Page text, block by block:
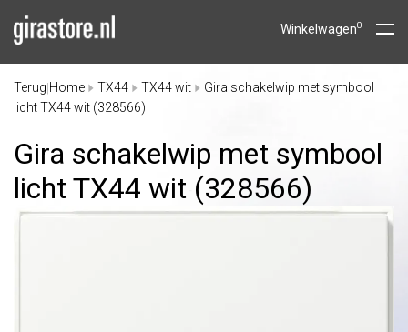
Winkelwagen0
Terug Home TX44 TX44 wit
Gira schakelwip met symbool
licht TX44 wit (328566)
Gira schakelwip met symbool
licht TX44 wit (328566)